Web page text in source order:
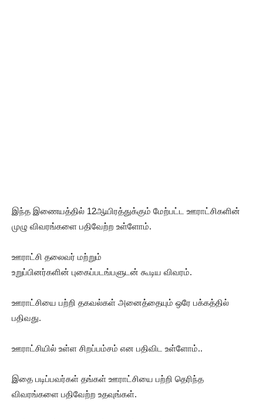
இந்த இணையத்தில் 12ஆயிரத்துக்கும் மேற்பட்ட ஊராட்சிகளின்
முழு விவரங்களை பதிவேற்ற உள்ளோம்.
ஊராட்சி தலைவர் மற்றும்
உறுப்பினர்களின் புகைப்படங்பளுடன் கூடிய விவரம்.
ஊராட்சியை பற்றி தகவல்கள் அனைத்தையும் ஒரே பக்கத்தில்
பதிவது.
ஊராட்சியில் உள்ள சிறப்பம்சம் என பதிவிட உள்ளோம்..
இதை படிப்பவர்கள் தங்கள் ஊராட்சியை பற்றி தெரிந்த
விவரங்களை பதிவேற்ற உதவுங்கள்.